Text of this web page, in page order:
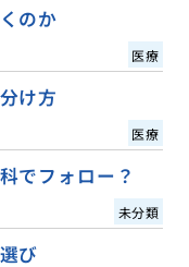
のか
医療
け方
医療
でフォロー？
未分類
び